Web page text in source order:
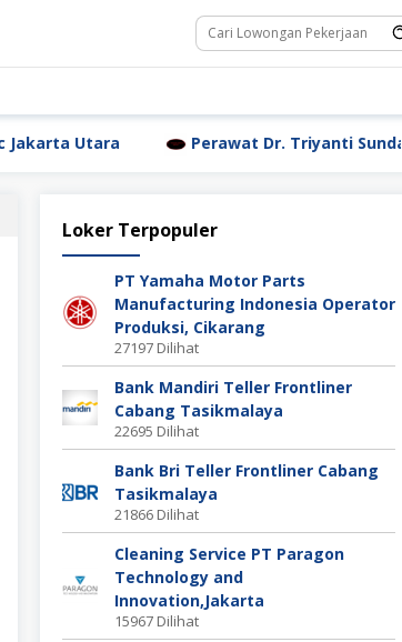
Perawat Dr. Triyanti Sundari Jakarta Utara
Loker Terpopuler
PT Yamaha Motor Parts
Manufacturing Indonesia Operator
Produksi, Cikarang
27197 Dilihat
Bank Mandiri Teller Frontliner
Cabang Tasikmalaya
22695 Dilihat
Bank Bri Teller Frontliner Cabang
Tasikmalaya
21866 Dilihat
Cleaning Service PT Paragon
Technology and
Innovation,Jakarta
15967 Dilihat